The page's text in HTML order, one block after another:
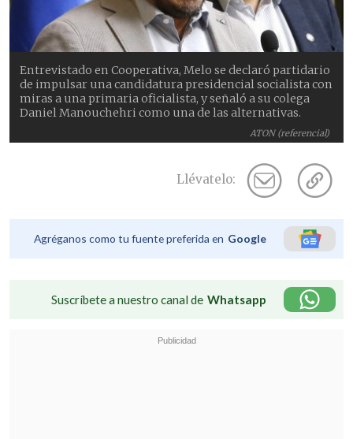
ATON (referencial)
Entrevistado en Cooperativa, Melo se declaró partidario
de impulsar una candidatura presidencial socialista con
miras a una primaria oficialista, y señaló a su colega
Daniel Manouchehri como una de las alternativas.
Llévatelo:
Agréganos como tu fuente preferida en Google
Suscríbete a nuestro canal de Whatsapp